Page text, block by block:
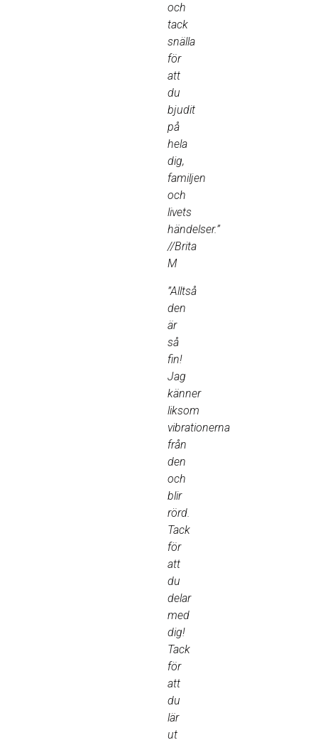
och
tack
snälla
för
att
du
bjudit
på
hela
dig,
familjen
och
livets
händelser.”
//Brita
M
”Alltså
den
är
så
fin!
Jag
känner
liksom
vibrationerna
från
den
och
blir
rörd.
Tack
för
att
du
delar
med
dig!
Tack
för
att
du
lär
ut